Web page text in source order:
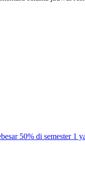
50% di semester 1